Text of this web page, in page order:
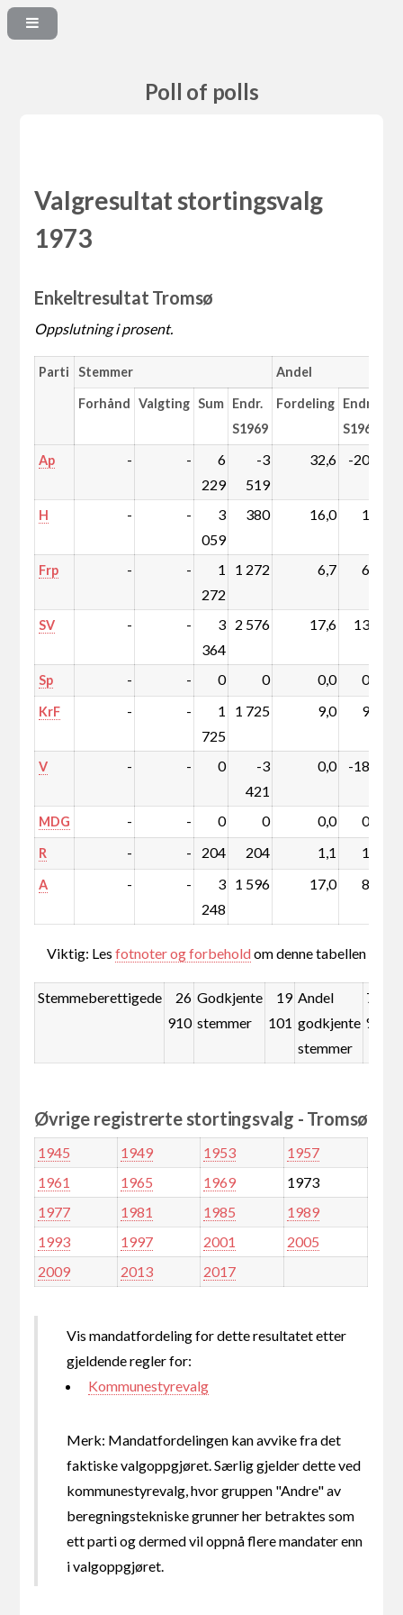
Poll of polls
Valgresultat stortingsvalg
1973
Enkeltresultat Tromsø
Oppslutning i prosent.
Parti Stemmer Andel
Forhånd Valgting Sum Endr.
S1969
Fordeling Endr.
S1969
Ap - -
6
229
-3
519
32,6 -20,7
H - -
3
059
380 16,0 1,4
Frp - -
1
272
1 272 6,7 6,7
SV - -
3
364
2 576 17,6 13,3
Sp - - 0 0 0,0 0,0
KrF - -
1
725
1 725 9,0 9,0
V - - 0
-3
421
0,0 -18,7
MDG - - 0 0 0,0 0,0
R - - 204 204 1,1 1,1
A - -
3
248
1 596 17,0 8,0
Viktig: Lesfotnoter og forbeholdom denne tabellen
Stemmeberettigede
26
910
Godkjente
stemmer
19
101
Andel
godkjente
stemmer
71,0
%
Øvrige registrerte stortingsvalg - Tromsø
1945 1949 1953
1957
1961
1965 1969
1973
1977
1981 1985
1989
1993
1997 2001
2005
2009
2013 2017
Vis mandatfordeling for dette resultatet etter
gjeldende regler for:
Kommunestyrevalg
Merk: Mandatfordelingen kan avvike fra det
faktiske valgoppgjøret. Særlig gjelder dette ved
kommunestyrevalg, hvor gruppen "Andre" av
beregningstekniske grunner her betraktes som
ett parti og dermed vil oppnå flere mandater enn
i valgoppgjøret.